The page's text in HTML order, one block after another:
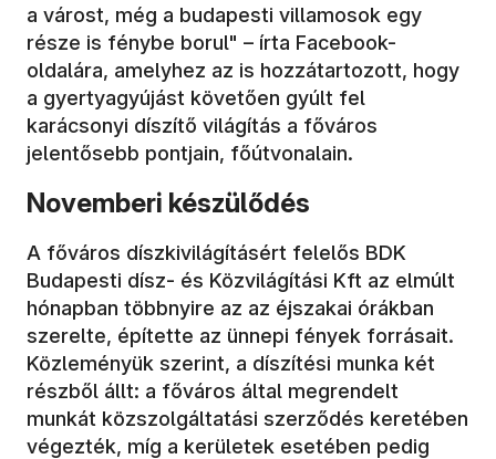
a várost, még a budapesti villamosok egy
része is fénybe borul" – írta Facebook-
oldalára, amelyhez az is hozzátartozott, hogy
a gyertyagyújást követően gyúlt fel
karácsonyi díszítő világítás a főváros
jelentősebb pontjain, főútvonalain.
Novemberi készülődés
A főváros díszkivilágításért felelős BDK
Budapesti dísz- és Közvilágítási Kft az elmúlt
hónapban többnyire az az éjszakai órákban
szerelte, építette az ünnepi fények forrásait.
Közleményük szerint, a díszítési munka két
részből állt: a főváros által megrendelt
munkát közszolgáltatási szerződés keretében
végezték, míg a kerületek esetében pedig